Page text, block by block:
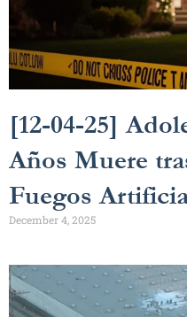
[12-04-25]
Años Muere
Fuegos
December 4, 2025